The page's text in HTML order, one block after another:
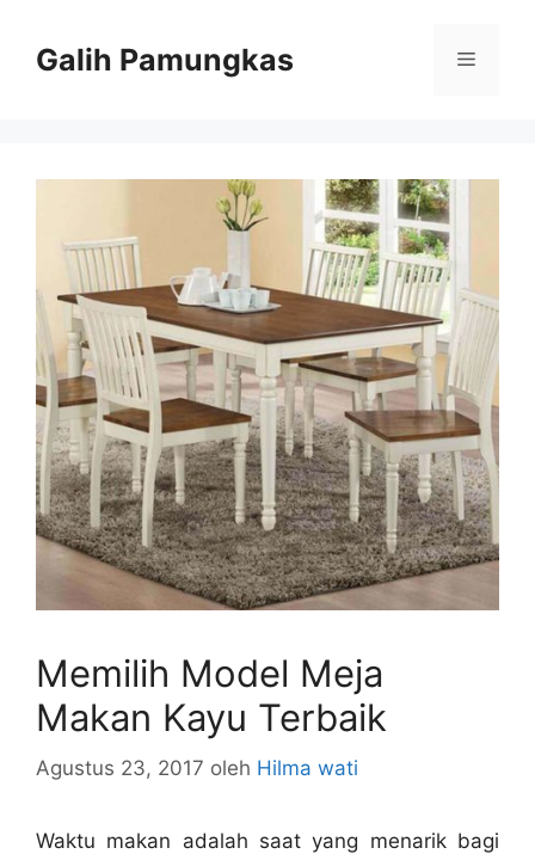
Galih Pamungkas Menu
Memilih Model Meja
Makan Kayu Terbaik
Agustus 23, 2017 oleh Hilma wati
Waktu makan adalah saat yang menarik bagi